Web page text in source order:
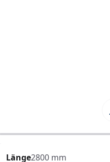
Länge2800 mm